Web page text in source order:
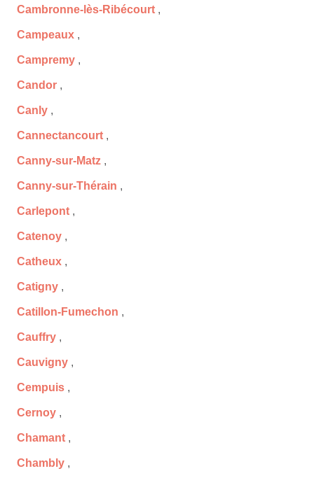
Cambronne-lès-Ribécourt ,
Campeaux ,
Campremy ,
Candor ,
Canly ,
Cannectancourt ,
Canny-sur-Matz ,
Canny-sur-Thérain ,
Carlepont ,
Catenoy ,
Catheux ,
Catigny ,
Catillon-Fumechon ,
Cauffry ,
Cauvigny ,
Cempuis ,
Cernoy ,
Chamant ,
Chambly ,